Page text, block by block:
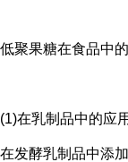
低聚果糖在食品中
(1)在乳制品中的应
在发酵乳制品中添